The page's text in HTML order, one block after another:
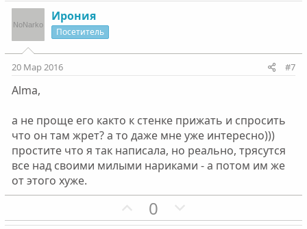
т
ы
й
г
о
о
т
ы
й
г
о
о
Ирония
Посетитель
20 Мар 2016 #7
Alma,
а не проще его както к стенке прижать и спросить
что он там жрет? а то даже мне уже интересно)))
простите что я так написала, но реально, трясутся
все над своими милыми нариками - а потом им же
от этого хуже.
П
о
0
е